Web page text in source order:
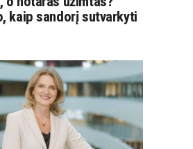
kaip sandorį sutvarkyti